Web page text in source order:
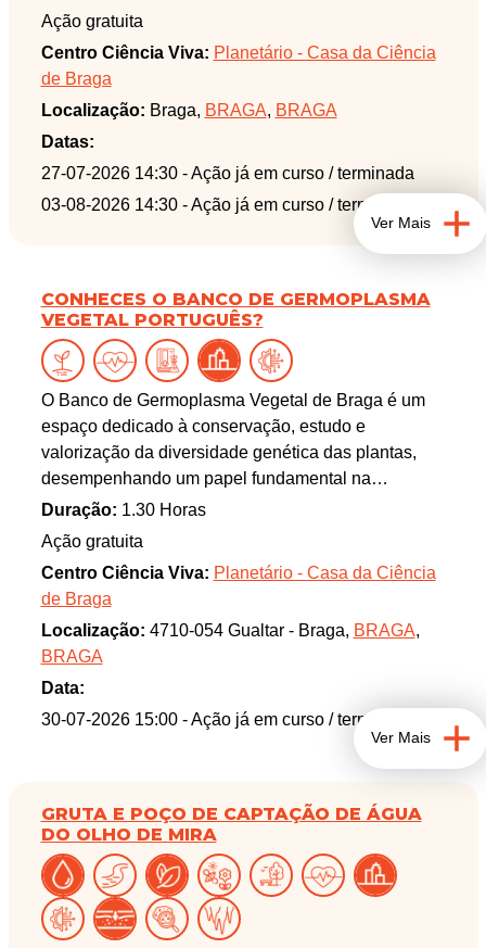
sua casa, conheça os equipamentos, os cuidados
com a qualidade e a importância da preservação
dos recursos naturais.
Uma oportunidade única para conhecer o trabalho
que garante água segura e de qualidade a Braga.
Junte-se a nós e veja de perto como a água ganha
vida!
Ação gratuita
Centro Ciência Viva: Planetário - Casa da Ciência
de Braga
Localização: Braga, BRAGA, BRAGA
Datas:
27-07-2026 14:30 - Ação já em curso / terminada
03-08-2026 14:30 - Ação já em curso / terminada
Ver Mais
CONHECES O BANCO DE GERMOPLASMA
VEGETAL PORTUGUÊS?
O Banco de Germoplasma Vegetal de Braga é um
espaço dedicado à conservação, estudo e
valorização da diversidade genética das plantas,
desempenhando um papel fundamental na
preservação de variedades agrícolas tradicionais e
de recursos fitogenéticos. Através da recolha,
caracterização e conservação de sementes e outros
materiais vegetais, contribui para a proteção da
biodiversidade, apoia a investigação científica e
promove práticas de agricultura sustentável,
assegurando que este património vegetal possa ser
preservado e utilizado pelas gerações futuras.
Duração: 1.30 Horas
Ação gratuita
Centro Ciência Viva: Planetário - Casa da Ciência
de Braga
Localização: 4710-054 Gualtar - Braga, BRAGA,
BRAGA
Data:
30-07-2026 15:00 - Ação já em curso / terminada
Ver Mais
GRUTA E POÇO DE CAPTAÇÃO DE ÁGUA
DO OLHO DE MIRA